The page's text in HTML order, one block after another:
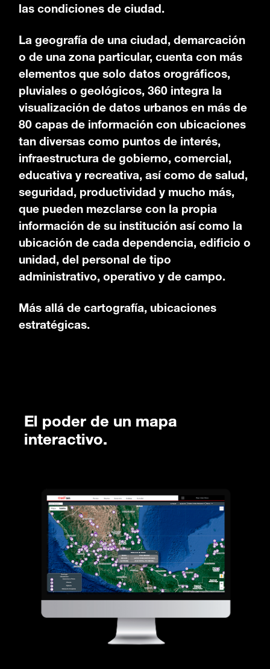
las condiciones de ciudad.
La geografía de una ciudad, demarcación
o de una zona particular, cuenta con más
elementos que solo datos orográficos,
pluviales o geológicos, 360 integra la
visualización de datos urbanos en más de
80 capas de información con ubicaciones
tan diversas como puntos de interés,
infraestructura de gobierno, comercial,
educativa y recreativa, así como de salud,
seguridad, productividad y mucho más,
que pueden mezclarse con la propia
información de su institución así como la
ubicación de cada dependencia, edificio o
unidad, del personal de tipo
administrativo, operativo y de campo.
Más allá de cartografía, ubicaciones
estratégicas.
El poder de un mapa
interactivo.